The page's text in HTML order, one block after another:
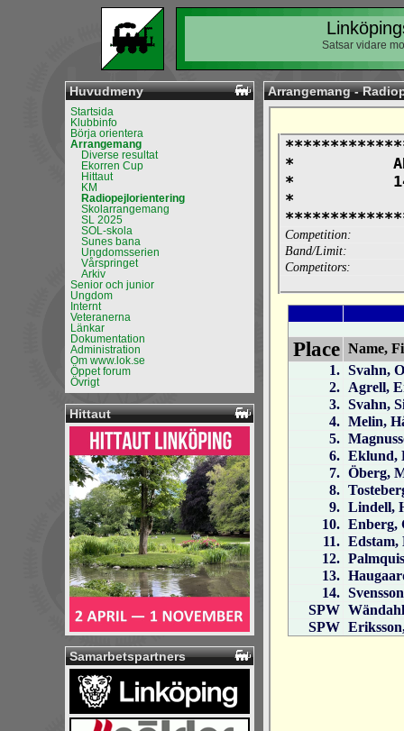
Satsar vidare
Huvudmeny
Startsida
Klubbinfo
Börja orientera
Arrangemang
Diverse resultat
Ekorren Cup
Hittaut
KM
Radiopejlorientering
Skolarrangemang
SL 2025
SOL-skola
Sunes bana
Ungdomsserien
Vårspringet
Arkiv
Senior och junior
Ungdom
Internt
Veteranerna
Länkar
Dokumentation
Administration
Om www.lok.se
Öppet forum
Övrigt
Hittaut
Samarbetspartners
Arrangemang -